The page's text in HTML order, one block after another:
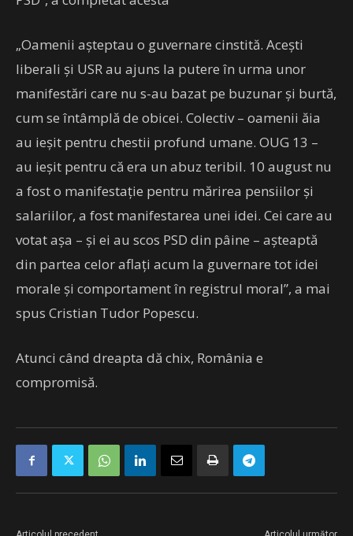
„Oamenii așteptau o guvernare cinstită. Acești
liberali și USR au ajuns la putere în urma unor
manifestări care nu s-au bazat pe buzunar și burtă,
cum se întâmplă de obicei. Colectiv – oamenii ăia
au ieșit pentru chestii profund umane. OUG 13 –
au ieșit pentru că era un abuz teribil. 10 august nu
a fost o manifestație pentru mărirea pensiilor și
salariilor, a fost manifestarea unei idei. Cei care au
votat așa – și ei au scos PSD din pâine – așteaptă
din partea celor aflați acum la guvernare tot idei
morale și comportament în registrul moral”, a mai
spus Cristian Tudor Popescu.
Atunci când dreapta dă chix, România e
compromisă.